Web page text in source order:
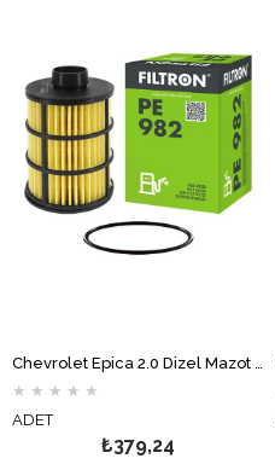
Chevrolet Epica 2.0 Dizel Mazot Filtresi FİLTRON
★ ★ ★ ★ ★
ADET
₺379,24